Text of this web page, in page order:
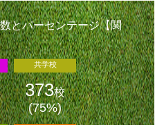
とパーセンテージ【関
共学校
373校
(75%)